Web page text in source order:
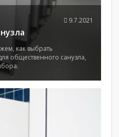
как выбрать
общественного санузла,
9.7.2021